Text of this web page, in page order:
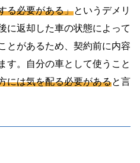
る必要がある」というデメリ
に返却した車の状態によって
とがあるため、契約前に内容
す。自分の車として使うこと
には気を配る必要があると言